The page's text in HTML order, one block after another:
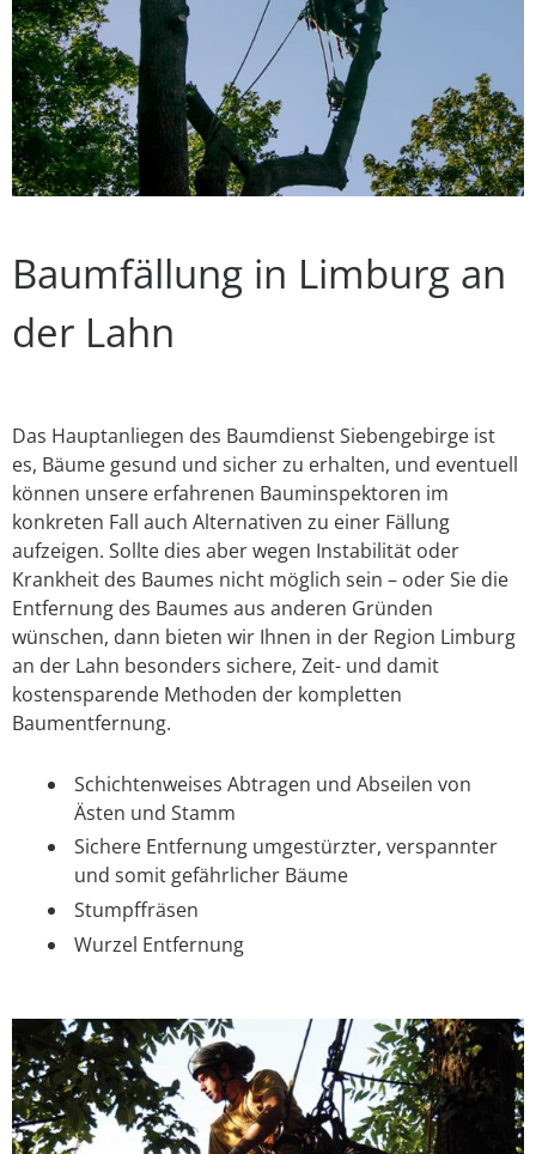
Baumfällung in Limburg an
der Lahn
Das Hauptanliegen des Baumdienst Siebengebirge ist
es, Bäume gesund und sicher zu erhalten, und eventuell
können unsere erfahrenen Bauminspektoren im
konkreten Fall auch Alternativen zu einer Fällung
aufzeigen. Sollte dies aber wegen Instabilität oder
Krankheit des Baumes nicht möglich sein – oder Sie die
Entfernung des Baumes aus anderen Gründen
wünschen, dann bieten wir Ihnen in der Region Limburg
an der Lahn besonders sichere, Zeit- und damit
kostensparende Methoden der kompletten
Baumentfernung.
Schichtenweises Abtragen und Abseilen von
Ästen und Stamm
Sichere Entfernung umgestürzter, verspannter
und somit gefährlicher Bäume
Stumpffräsen
Wurzel Entfernung